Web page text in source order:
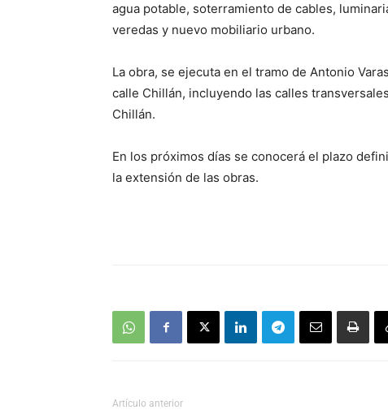
agua potable, soterramiento de cables,
veredas y nuevo mobiliario urbano.
La obra, se ejecuta en el tramo de Antonio
calle Chillán, incluyendo las calles
Chillán.
En los próximos días se conocerá el plazo
la extensión de las obras.
Artículo anterior